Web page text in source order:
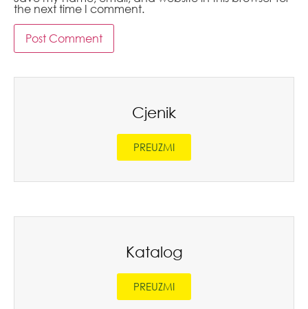
the next time I comment.
Cjenik
PREUZMI
Katalog
PREUZMI